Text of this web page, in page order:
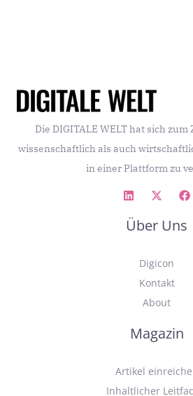
Die DIGITALE WELT hat sich
wissenschaftlich als auch
in einer Plattform zu
Über Uns
Digicon
Kontakt
About
Magazin
Artikel
Inhaltlicher